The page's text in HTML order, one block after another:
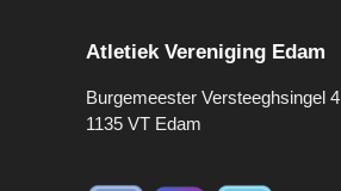
Atletiek Vereniging Edam
Burgemeester Versteeghsingel 4
1135 VT Edam